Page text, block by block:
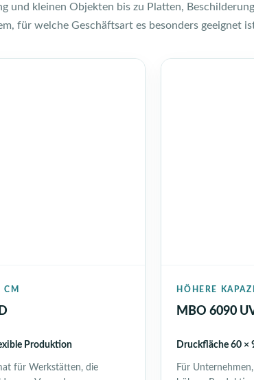
und kleinen Objekten bis zu Platten,
für welche Geschäftsart es besonders geeignet
CM
Produktion
für Werkstätten, die
HÖHERE
MBO 6090
Druckfläche 60 ×
Für